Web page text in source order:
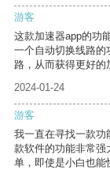
游客
这款加速器app的功
一个自动切换线路的
路，从而获得更好的
2024-01-24
游客
我一直在寻找一款功
款软件的功能非常强
单，即使是小白也能